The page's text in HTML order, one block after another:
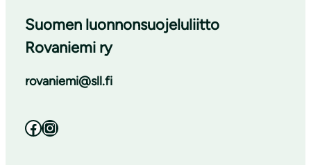
Suomen luonnonsuojeluliitto
Rovaniemi ry
rovaniemi@sll.fi
Facebook Instagram